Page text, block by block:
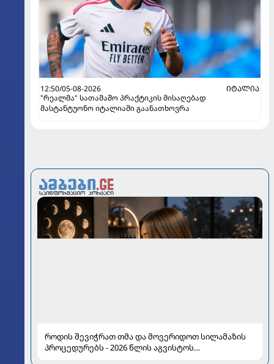
12:50/05-08-2026
ᲘᲢᲐᲚᲘᲐ
"რეალმა" სათამაშო პრაქტიკის მისაღებად
მასტანტუონო იტალიაში გაანათხოვრა
როდის შევიჭრათ თმა და მოვერიდოთ სილამაზის
პროცედურებს - 2026 წლის აგვისტოს